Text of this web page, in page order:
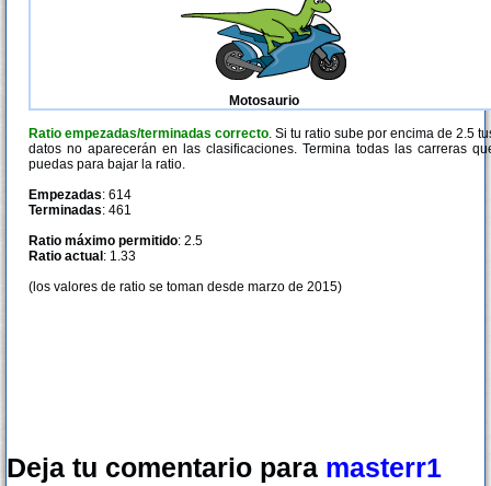
Motosaurio
Ratio empezadas/terminadas correcto. Si tu ratio sube por encima de 2.5
datos no aparecerán en las clasificaciones. Termina todas las carreras
puedas para bajar la ratio.
Empezadas: 614
Terminadas: 461
Ratio máximo permitido: 2.5
Ratio actual : 1.33
(los valores de ratio se toman desde marzo de 2015)
Deja tu comentario para masterr1